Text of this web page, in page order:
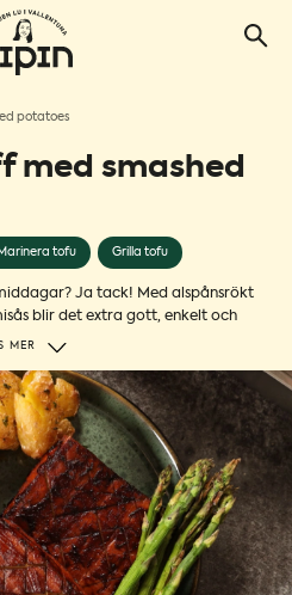
potatoes
med smashed
Marinera tofu Grilla tofu
Ja tack! Med alspånsrökt
blir det extra gott, enkelt och
potatoes, grillad sparris och valfri
MER